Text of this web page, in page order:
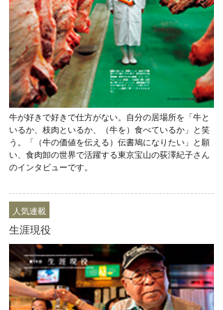
牛が好きで好きで仕方がない。自分の居場所を「牛と
いるか、枝肉といるか、（牛を）食べているか」と笑
う。「（牛の価値を伝える）伝書鳩になりたい」と願
い、食肉卸の世界で活躍する東京宝山の荻澤紀子さん
のインタビューです。
人気連載
生涯現役